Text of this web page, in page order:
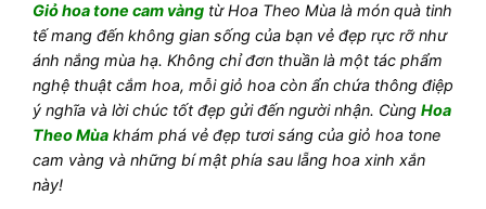
Giỏ hoa tone cam vàng từ Hoa Theo Mùa là món quà tinh
tế mang đến không gian sống của bạn vẻ đẹp rực rỡ như
ánh nắng mùa hạ. Không chỉ đơn thuần là một tác phẩm
nghệ thuật cắm hoa, mỗi giỏ hoa còn ẩn chứa thông điệp
ý nghĩa và lời chúc tốt đẹp gửi đến người nhận. Cùng Hoa
Theo Mùa khám phá vẻ đẹp tươi sáng của giỏ hoa tone
cam vàng và những bí mật phía sau lẵng hoa xinh xắn
này!